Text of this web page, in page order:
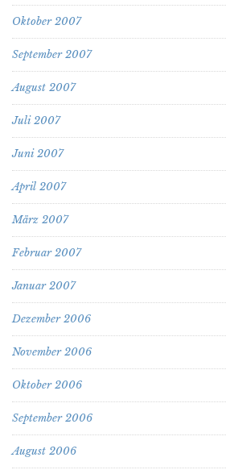
Oktober 2007
September 2007
August 2007
Juli 2007
Juni 2007
April 2007
März 2007
Februar 2007
Januar 2007
Dezember 2006
November 2006
Oktober 2006
September 2006
August 2006